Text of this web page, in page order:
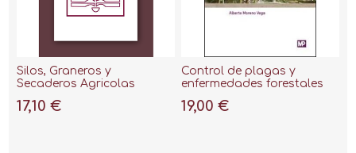
Silos, Graneros y
Secaderos Agricolas
17,10 €
Control de plagas y
enfermedades forestales
19,00 €